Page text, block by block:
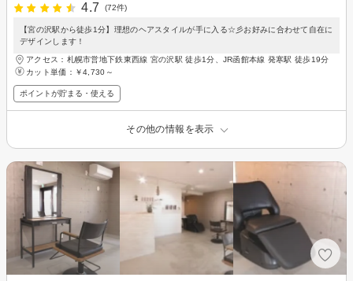
4.7
(72件)
【宮の沢駅から徒歩1分】理想のヘアスタイルが手に入る☆彡お好みに合わせて自在に
デザインします！
アクセス：札幌市営地下鉄東西線 宮の沢駅 徒歩1分、JR函館本線 発寒駅 徒歩19分
カット単価： ￥4,730～
ポイントが貯まる・使える
その他の情報を表示